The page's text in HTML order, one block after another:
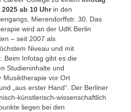
ab 10 Uhrin den
Mierendorffstr. 30. Das
wird an der UdK Berlin
– seit 2007 als
Niveau und mit
Beim Infotag gibt es die
Studieninhalte und
Musiktherapie vor Ort
„aus erster Hand“. Der Berliner
künstlerisch-wissenschaftlich
liegen bei den